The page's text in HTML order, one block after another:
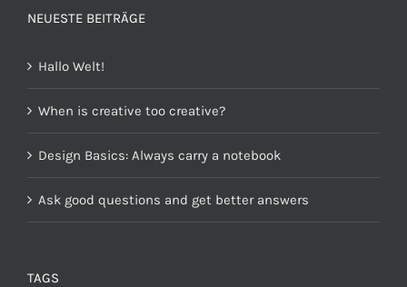
NEUESTE BEITRÄGE
Hallo Welt!
When is creative too creative?
Design Basics: Always carry a notebook
Ask good questions and get better answers
TAGS